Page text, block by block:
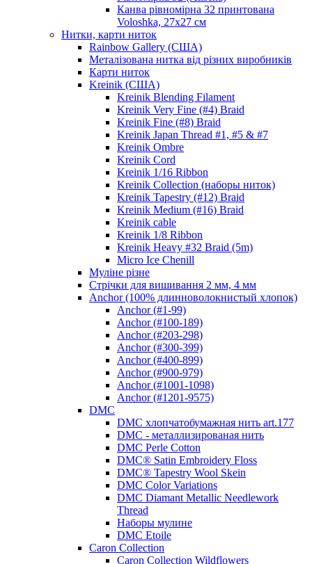
Канва рівномірна 32 принтована
Voloshka, 27х27 см
Нитки, карти ниток
Rainbow Gallery (США)
Металізована нитка від різних виробників
Карти ниток
Kreinik (США)
Kreinik Blending Filament
Kreinik Very Fine (#4) Braid
Kreinik Fine (#8) Braid
Kreinik Japan Thread #1, #5 & #7
Kreinik Ombre
Kreinik Cord
Kreinik 1/16 Ribbon
Kreinik Collection (наборы ниток)
Kreinik Tapestry (#12) Braid
Kreinik Medium (#16) Braid
Kreinik cable
Kreinik 1/8 Ribbon
Kreinik Heavy #32 Braid (5m)
Micro Ice Chenill
Муліне різне
Стрічки для вишивання 2 мм, 4 мм
Anchor (100% длинноволокнистый хлопок)
Anchor (#1-99)
Anchor (#100-189)
Anchor (#203-298)
Anchor (#300-399)
Anchor (#400-899)
Anchor (#900-979)
Anchor (#1001-1098)
Anchor (#1201-9575)
DMC
DMC хлопчатобумажная нить art.177
DMC - металлизированая нить
DMC Perle Cotton
DMC® Satin Embroidery Floss
DMC® Tapestry Wool Skein
DMC Color Variations
DMC Diamant Metallic Needlework
Thread
Наборы мулине
DMC Etoile
Caron Collection
Caron Collection Wildflowers